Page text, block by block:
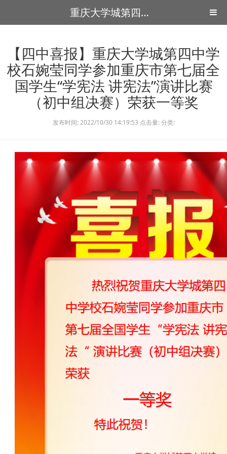
重庆大学城第四中学
【四中喜报】重庆大学城第四中学
校石婉莹同学参加重庆市第七届全
国学生“学宪法 讲宪法”演讲比赛
（初中组决赛）荣获一等奖
发布时间: 2022/10/30 14:19:53 点击量: 分类: